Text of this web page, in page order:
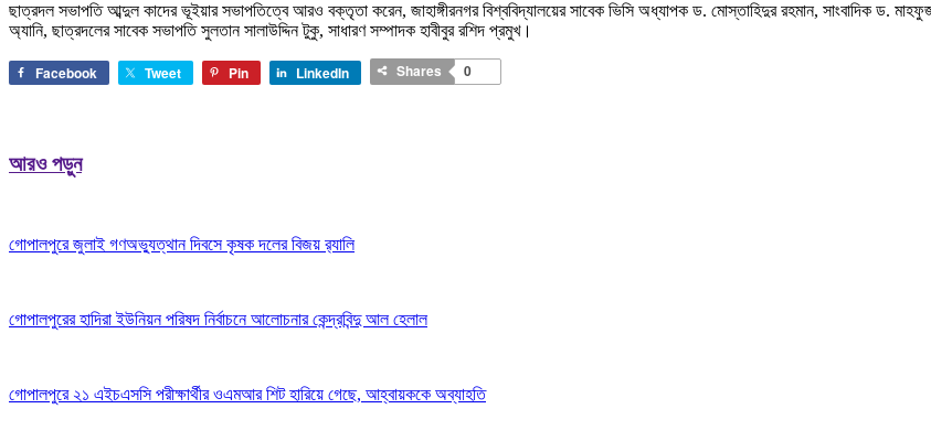
ছাত্রদল সভাপতি আব্দুল কাদের ভূইয়ার সভাপতিত্বে আরও বক্তৃতা করেন, জাহাঙ্গীরনগর বিশ্ববিদ্যালয়ের সাবেক ভিসি অধ্যাপক ড. মোস্তাহিদুর রহমান, সাংবাদিক ড.
অ্যানি, ছাত্রদলের সাবেক সভাপতি সুলতান সালাউদ্দিন টুকু, সাধারণ সম্পাদক হাবীবুর রশিদ প্রমুখ।
Facebook Tweet Pin LinkedIn Shares 0
আরও পড়ুন
গোপালপুরে জুলাই গণঅভ্যুত্থান দিবসে কৃষক দলের বিজয় র‍্যালি
গোপালপুরের হাদিরা ইউনিয়ন পরিষদ নির্বাচনে আলোচনার কেন্দ্রবিন্দু আল হেলাল
গোপালপুরে ২১ এইচএসসি পরীক্ষার্থীর ওএমআর শিট হারিয়ে গেছে, আহ্বায়ককে অব্যাহতি